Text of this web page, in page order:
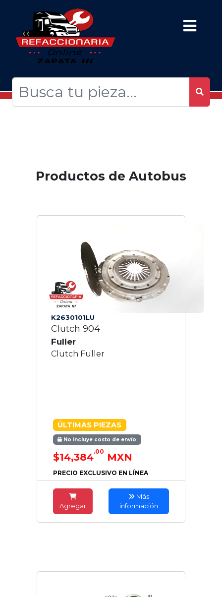
Productos de Autobus
K2630101LU
Clutch 904
Fuller
Clutch Fuller
ÚLTIMAS PIEZAS
No incluye costo de envío
$14,384.00 MXN
PRECIO EXCLUSIVO EN LÍNEA
Agregar
Más
información